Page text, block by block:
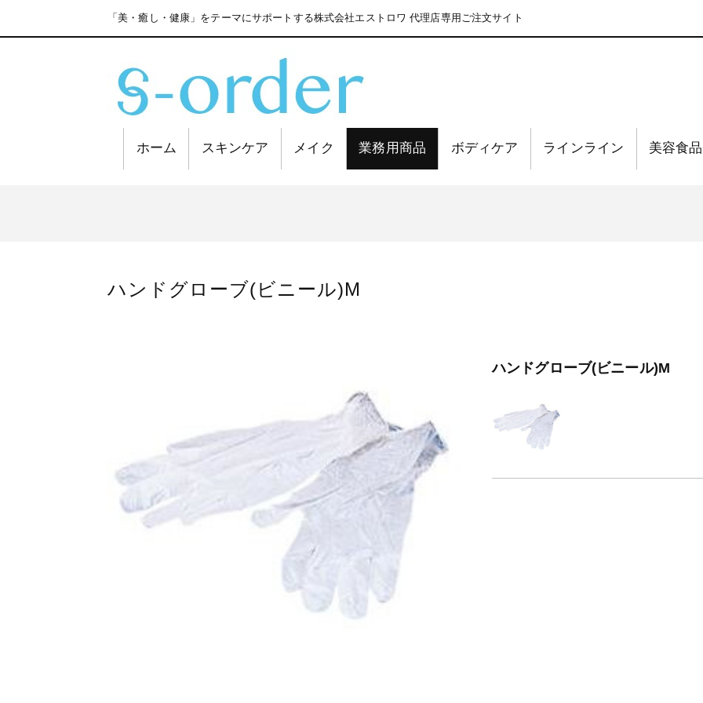
「美・癒し・健康」をテーマにサポートする株式会社エストロワ 代理店専用ご注文サイト
ホーム スキンケア メイク 業務用商品 ボディケア ラインライン 美容食品
ハンドグローブ(ビニール)M
ハンドグローブ(ビニール)M